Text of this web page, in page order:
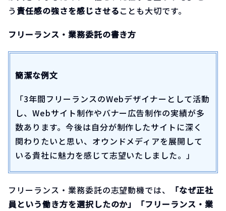
う 責任感の強さを感じさせることも大切です。
フリーランス・業務委託の書き方
簡潔な例文
「3年間フリーランスのWebデザイナーとして活動
し、Webサイト制作やバナー広告制作の実績が多
数あります。今後は自分が制作したサイトに深く
関わりたいと思い、オウンドメディアを展開して
いる貴社に魅力を感じて志望いたしました。」
フリーランス・業務委託の志望動機では、
「なぜ正社
員という働き方を選択したのか」「フリーランス・業